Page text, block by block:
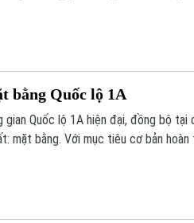
bằng Quốc lộ 1A
Quốc lộ 1A hiện đại, đồng bộ tại
mặt bằng. Với mục tiêu cơ bản